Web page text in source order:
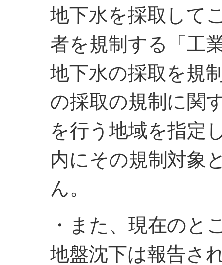
地下水を採取して
者を規制する「工
地下水の採取を規
の採取の規制に関
を行う地域を指定
内にその規制対象
ん。
・また、現在のと
地盤沈下は報告さ